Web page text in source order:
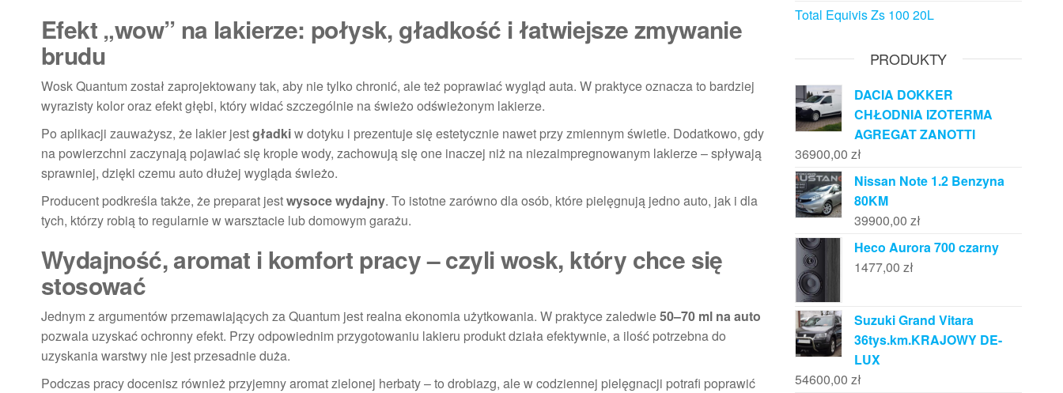
Efekt „wow” na lakierze: połysk, gładkość i łatwiejsze zmywanie
brudu
Wosk Quantum został zaprojektowany tak, aby nie tylko chronić, ale też poprawiać wygląd auta. W praktyce oznacza to bardziej
wyrazisty kolor oraz efekt głębi, który widać szczególnie na świeżo odświeżonym lakierze.
Po aplikacji zauważysz, że lakier jestgładkiw dotyku i prezentuje się estetycznie nawet przy zmiennym świetle. Dodatkowo, gdy
na powierzchni zaczynają pojawiać się krople wody, zachowują się one inaczej niż na niezaimpregnowanym lakierze – spływają
sprawniej, dzięki czemu auto dłużej wygląda świeżo.
Producent podkreśla także, że preparat jestwysoce wydajny. To istotne zarówno dla osób, które pielęgnują jedno auto, jak i dla
tych, którzy robią to regularnie w warsztacie lub domowym garażu.
Wydajność, aromat i komfort pracy – czyli wosk, który chce się
stosować
Jednym z argumentów przemawiających za Quantum jest realna ekonomia użytkowania. W praktyce zaledwie50–70 ml na auto
pozwala uzyskać ochronny efekt. Przy odpowiednim przygotowaniu lakieru produkt działa efektywnie, a ilość potrzebna do
uzyskania warstwy nie jest przesadnie duża.
Podczas pracy docenisz również przyjemny aromat zielonej herbaty – to drobiazg, ale w codziennej pielęgnacji potrafi poprawić
Total Equivis Zs 100 20L
PRODUKTY
DACIA DOKKER
CHŁODNIA IZOTERMA
AGREGAT ZANOTTI
36900,00 zł
Nissan Note 1.2 Benzyna
80KM
39900,00 zł
Heco Aurora 700 czarny
1477,00 zł
Suzuki Grand Vitara
36tys.km.KRAJOWY DE-
LUX
54600,00 zł